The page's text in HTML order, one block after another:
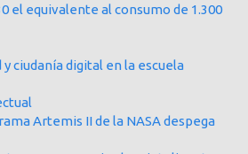
el equivalente al consumo de 1.300
ciudanía digital en la escuela
Artemis II de la NASA despega